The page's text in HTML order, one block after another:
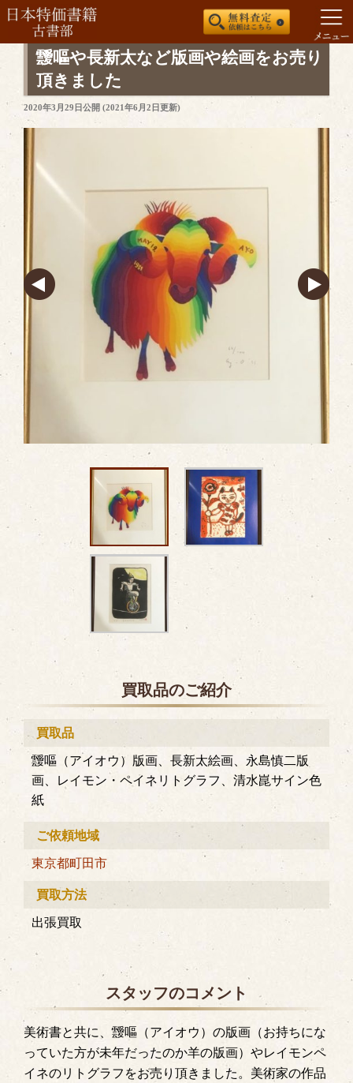
プ
靉嘔や長新太など版画や絵画をお売り
頂きました
投
稿
2020年3月29日公開 (2021年6月2日更新)
買取品のご紹介
買取品
靉嘔（アイオウ）版画、長新太絵画、永島慎二版
画、レイモン・ペイネリトグラフ、清水崑サイン色
紙
ご依頼地域
東京都町田市
買取方法
出張買取
スタッフのコメント
美術書と共に、靉嘔（アイオウ）の版画（お持ちにな
っていた方が未年だったのか羊の版画）やレイモンペ
イネのリトグラフをお売り頂きました。美術家の作品